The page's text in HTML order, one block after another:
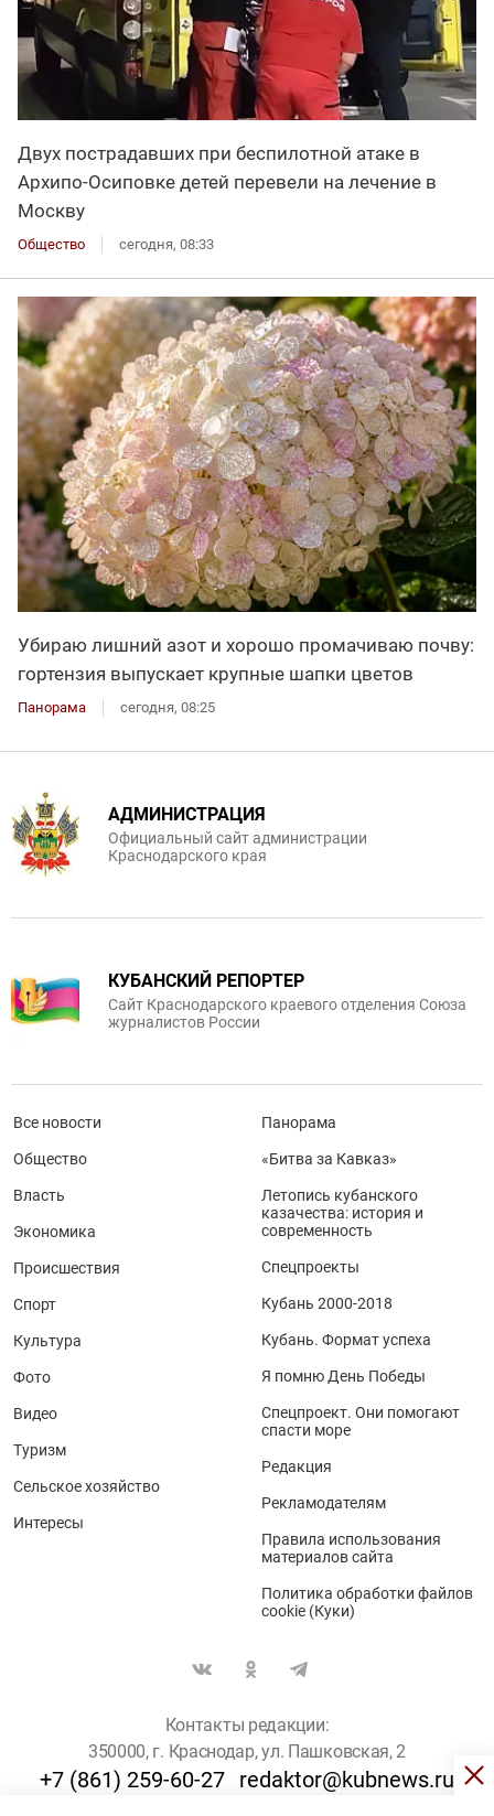
Двух пострадавших при беспилотной атаке в
Архипо-Осиповке детей перевели на лечение в
Москву
Общество сегодня, 08:33
Убираю лишний азот и хорошо промачиваю почву:
гортензия выпускает крупные шапки цветов
Панорама сегодня, 08:25
АДМИНИСТРАЦИЯ
Официальный сайт администрации
Краснодарского края
КУБАНСКИЙ РЕПОРТЕР
Сайт Краснодарского краевого отделения Союза
журналистов России
Все новости
Общество
Власть
Экономика
Происшествия
Спорт
Культура
Фото
Видео
Туризм
Сельское хозяйство
Интересы
Панорама
«Битва за Кавказ»
Летопись кубанского
казачества: история и
современность
Спецпроекты
Кубань 2000-2018
Кубань. Формат успеха
Я помню День Победы
Спецпроект. Они помогают
спасти море
Редакция
Рекламодателям
Правила использования
материалов сайта
Политика обработки файлов
cookie (Куки)
Контакты редакции:
350000, г. Краснодар, ул. Пашковская, 2
+7 (861) 259-60-27 redaktor@kubnews.ru